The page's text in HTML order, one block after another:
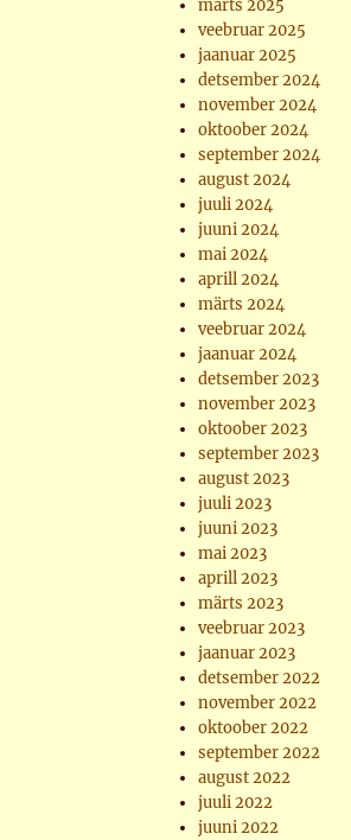
märts 2025
veebruar 2025
jaanuar 2025
detsember 2024
november 2024
oktoober 2024
september 2024
august 2024
juuli 2024
juuni 2024
mai 2024
aprill 2024
märts 2024
veebruar 2024
jaanuar 2024
detsember 2023
november 2023
oktoober 2023
september 2023
august 2023
juuli 2023
juuni 2023
mai 2023
aprill 2023
märts 2023
veebruar 2023
jaanuar 2023
detsember 2022
november 2022
oktoober 2022
september 2022
august 2022
juuli 2022
juuni 2022